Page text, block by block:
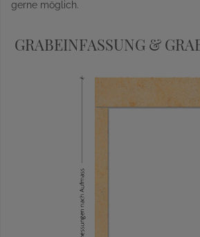
gerne möglich.
GRABEINFASSUNG &